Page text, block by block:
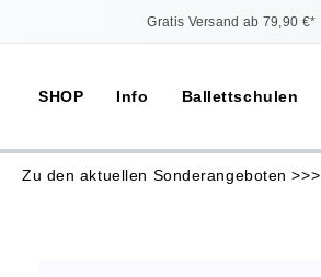
Gratis Versand ab 79,90 €*
SHOP Info Ballettschulen
Zu den aktuellen Sonderangeboten >>>